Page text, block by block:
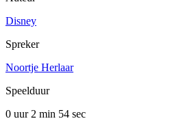
Disney
Spreker
Noortje Herlaar
Speelduur
0 uur 2 min 54 sec